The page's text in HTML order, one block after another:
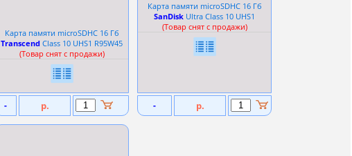
Карта памяти microSDHC 16 Гб
Transcend Сlass 10 UHS1 R95W45
(Товар снят с продажи)
- р.
Карта памяти microSDHC 16 Гб
SanDisk Ultra Сlass 10 UHS1
(Товар снят с продажи)
- р.